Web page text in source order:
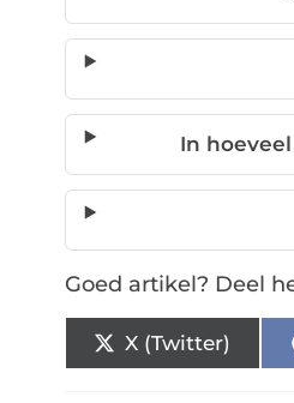
In
Goed artikel? Deel
X (Twitter)